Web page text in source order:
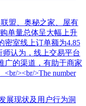
盟、奥秘之家、屋有
单量总体呈大幅上升
密室线上订单额为4.85
认为，线上交易平台
广的渠道，有助于商家
><br/>The number